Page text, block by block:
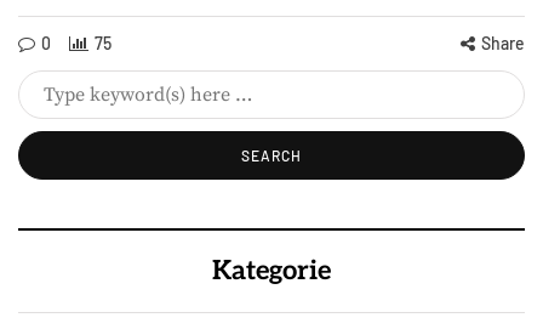
0 75 Share
Kategorie